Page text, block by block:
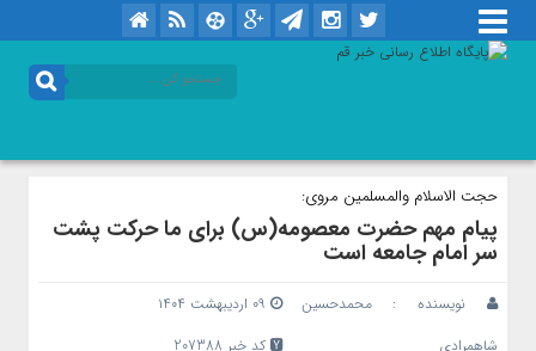
حجت الاسلام والمسلمین مروی:
پیام مهم حضرت معصومه(س) برای ما حرکت پشت
سر امام جامعه است
نویسنده :محمدحسین
شاهمرادی
کد خبر 207388